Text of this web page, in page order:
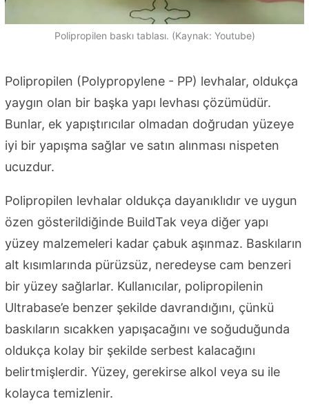
Polipropilen baskı tablası. (Kaynak: Youtube)
Polipropilen (Polypropylene - PP) levhalar, oldukça
yaygın olan bir başka yapı levhası çözümüdür.
Bunlar, ek yapıştırıcılar olmadan doğrudan yüzeye
iyi bir yapışma sağlar ve satın alınması nispeten
ucuzdur.
Polipropilen levhalar oldukça dayanıklıdır ve uygun
özen gösterildiğinde BuildTak veya diğer yapı
yüzey malzemeleri kadar çabuk aşınmaz. Baskıların
alt kısımlarında pürüzsüz, neredeyse cam benzeri
bir yüzey sağlarlar. Kullanıcılar, polipropilenin
Ultrabase’e benzer şekilde davrandığını, çünkü
baskıların sıcakken yapışacağını ve soğuduğunda
oldukça kolay bir şekilde serbest kalacağını
belirtmişlerdir. Yüzey, gerekirse alkol veya su ile
kolayca temizlenir.